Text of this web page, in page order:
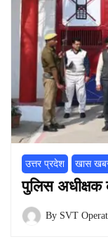
उत्तर प्रदेश खास
पुलिस अधीक्षक
By SVT